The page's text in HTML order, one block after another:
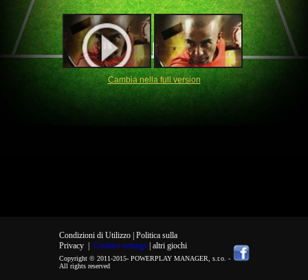
Cambia nella full version
Condizioni di Utilizzo | Politica sulla
Privacy| Cookies settings | altri giochi
Copyright © 2011-2015- POWERPLAY MANAGER, s.r.o. -
All rights reserved